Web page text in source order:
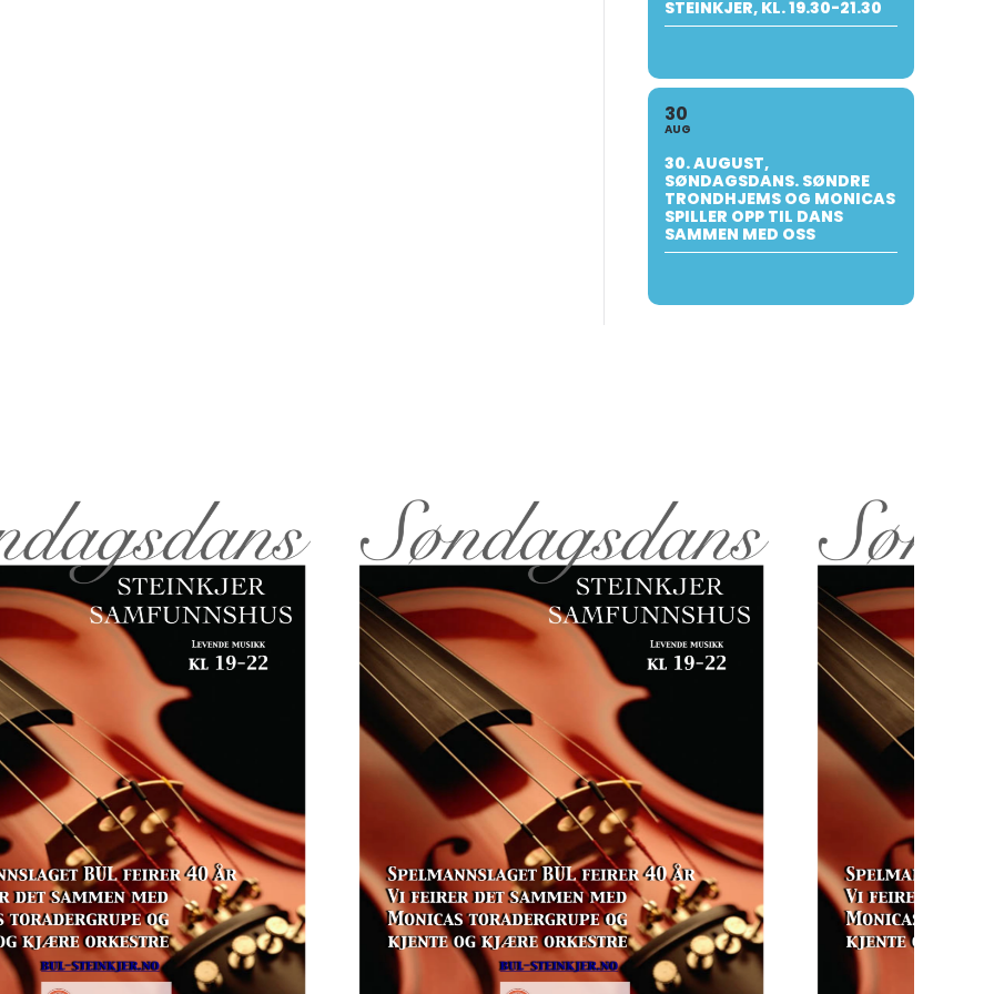
STEINKJER, KL. 19.30-21.30
30
AUG
30. AUGUST,
SØNDAGSDANS. SØNDRE
TRONDHJEMS OG MONICAS
SPILLER OPP TIL DANS
SAMMEN MED OSS